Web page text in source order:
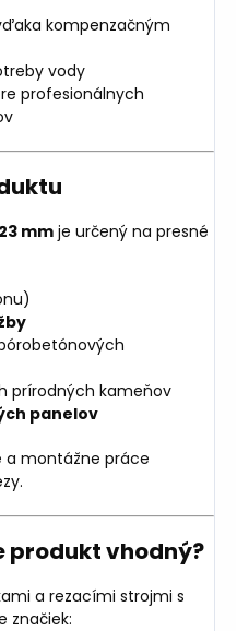
kompenzačným
vody
profesionálnych
mm je určený na presné
prírodných kameňov
panelov
a montážne práce
produkt vhodný?
a rezacími strojmi s
značiek: